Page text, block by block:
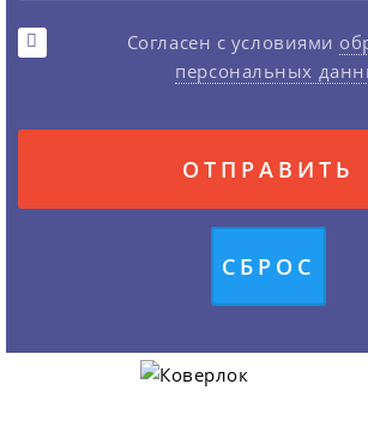
Согласен с условиями
персональных